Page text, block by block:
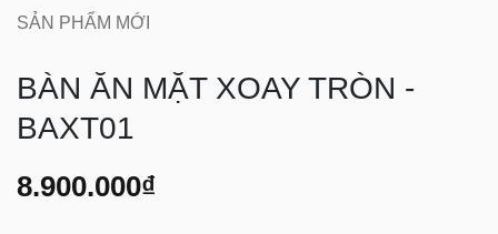
SẢN PHẨM MỚI
BÀN ĂN MẶT XOAY TRÒN -
BAXT01
8.900.000₫